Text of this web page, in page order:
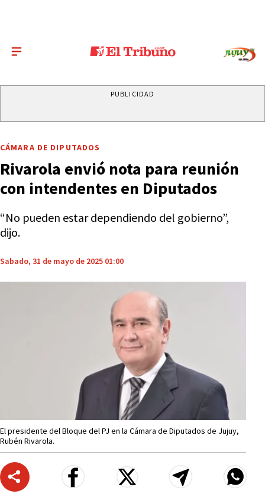
PUBLICIDAD
CÁMARA DE DIPUTADOS
Rivarola envió nota para reunión
con intendentes en Diputados
“No pueden estar dependiendo del gobierno”,
dijo.
Sabado, 31 de mayo de 2025 01:00
El presidente del Bloque del PJ en la Cámara de Diputados de Jujuy,
Rubén Rivarola.